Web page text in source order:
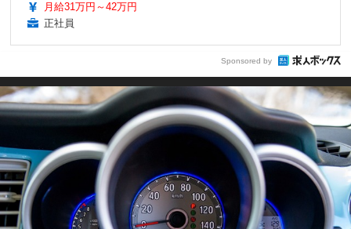
月給31万円～42万円
正社員
Sponsored by